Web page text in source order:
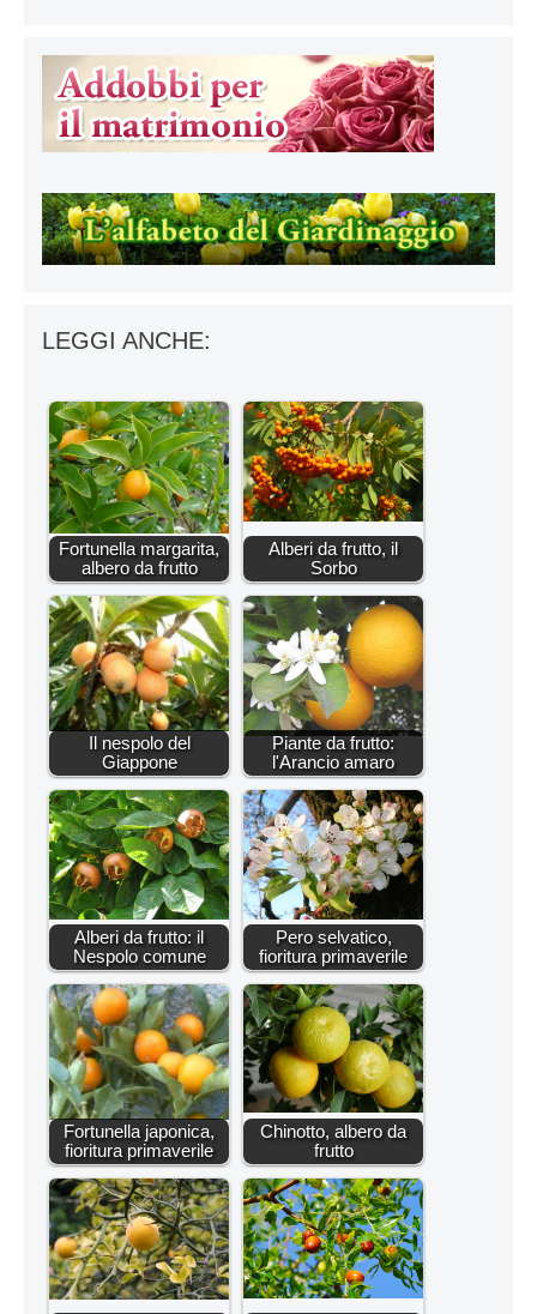
LEGGI ANCHE:
Fortunella margarita,
albero da frutto
Alberi da frutto, il
Sorbo
Il nespolo del
Giappone
Piante da frutto:
l'Arancio amaro
Alberi da frutto: il
Nespolo comune
Pero selvatico,
fioritura primaverile
Fortunella japonica,
fioritura primaverile
Chinotto, albero da
frutto